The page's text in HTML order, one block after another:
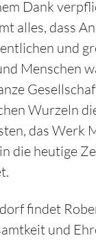
Dank
alles, dass
und
Menschen
Wurzeln
das Werk
die heutige
findet
und